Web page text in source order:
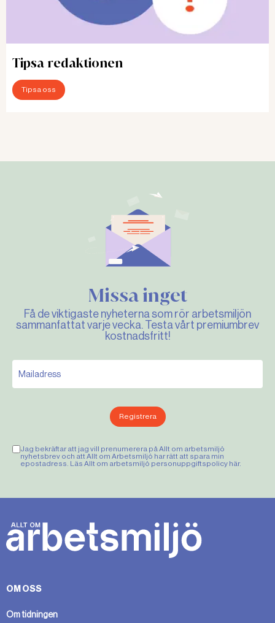
Tipsa redaktionen
Tipsa oss
Missa inget
Få de viktigaste nyheterna som rör arbetsmiljön
sammanfattat varje vecka. Testa vårt premiumbrev
kostnadsfritt!
Registrera
Jag bekräftar att jag vill prenumerera på Allt om arbetsmiljö
nyhetsbrev och att Allt om Arbetsmiljö har rätt att spara min
epostadress. Läs Allt om arbetsmiljö personuppgiftspolicy här.
OM OSS
Om tidningen